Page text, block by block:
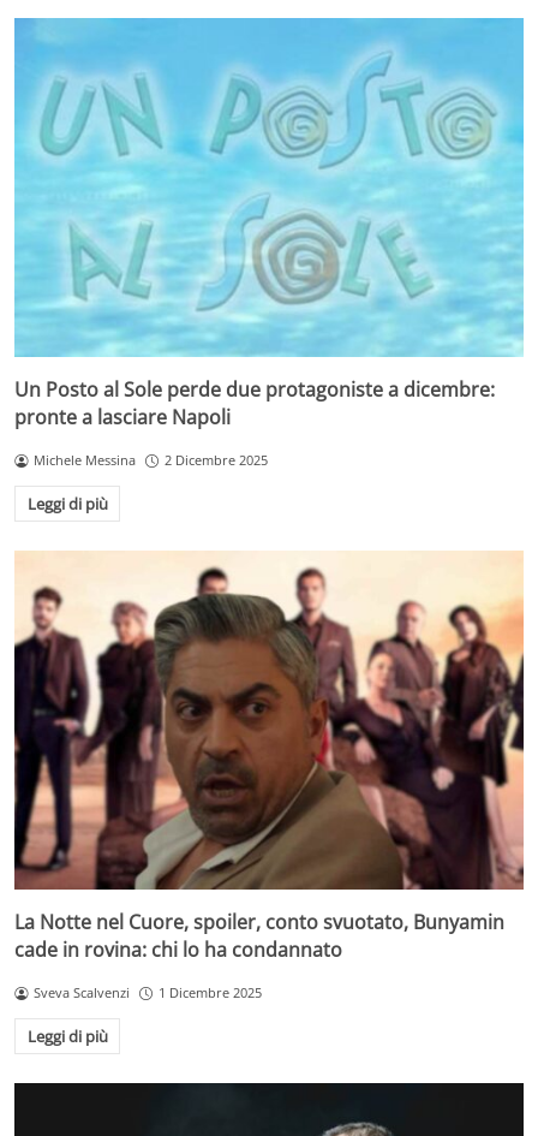
Un Posto al Sole perde due protagoniste a dicembre:
pronte a lasciare Napoli
Michele Messina 2 Dicembre 2025
Leggi di più
La Notte nel Cuore, spoiler, conto svuotato, Bunyamin
cade in rovina: chi lo ha condannato
Sveva Scalvenzi 1 Dicembre 2025
Leggi di più